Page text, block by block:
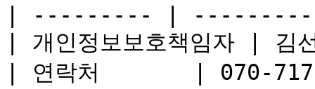
| --------- |
| 개인정보보호책임자
| 연락처       | 070-